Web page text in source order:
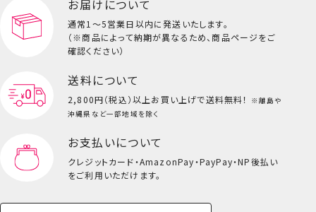
お届けについて
通常1～5営業日以内に発送いたします。
（※商品によって納期が異なるため、商品ページをご
確認ください）
送料について
2,800円（税込）以上お買い上げで送料無料！
※離島や
沖縄県など一部地域を除く
お支払いについて
クレジットカード・AmazonPay・PayPay・NP後払い
をご利用いただけます。